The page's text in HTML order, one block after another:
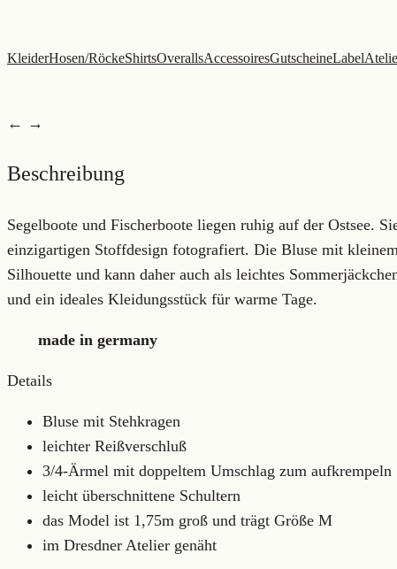
springen
KleiderHosen/RöckeShirtsOverallsAccessoiresGutscheineLabel
← →
Beschreibung
Segelboote und Fischerboote liegen ruhig auf der Ostsee.
einzigartigen Stoffdesign fotografiert. Die Bluse mit
Silhouette und kann daher auch als leichtes
und ein ideales Kleidungsstück für warme Tage.
made in germany
Details
Bluse mit Stehkragen
leichter Reißverschluß
3/4-Ärmel mit doppeltem Umschlag zum aufkrempeln
leicht überschnittene Schultern
das Model ist 1,75m groß und trägt Größe M
im Dresdner Atelier genäht